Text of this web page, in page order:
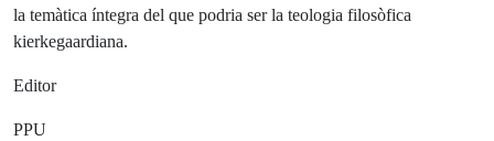
la temàtica íntegra del que podria ser la teologia filosòfica
kierkegaardiana.
Editor
PPU